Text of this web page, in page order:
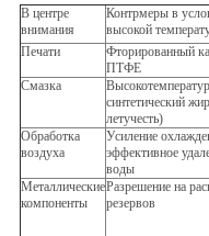
В центре
внимания
Контрмеры в
высокой
Печати
Фторированный
ПТФЕ
Смазка
синтетический
летучесть)
Обработка
воздуха
Усиление
эффективное
воды
Металлические
компоненты
Разрешение на
резервов